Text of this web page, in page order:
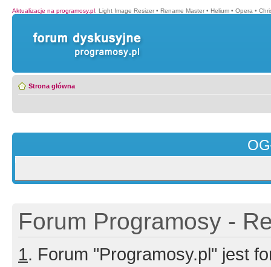
Aktualizacje na programosy.pl: Light Image Resizer • Rename Master • Helium • Opera •
Strona główna
Forum Programosy -
1. Forum "Programosy.pl" jest